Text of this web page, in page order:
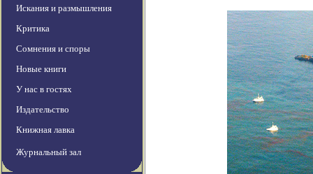
Искания и размышления
Критика
Сомнения и споры
Новые книги
У нас в гостях
Издательство
Книжная лавка
Журнальный зал